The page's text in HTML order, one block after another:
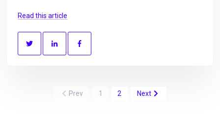
Read this article
Prev 1 2 Next